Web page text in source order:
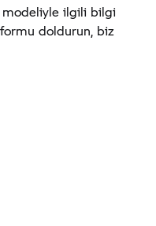
modeliyle ilgili bilgi
doldurun, biz